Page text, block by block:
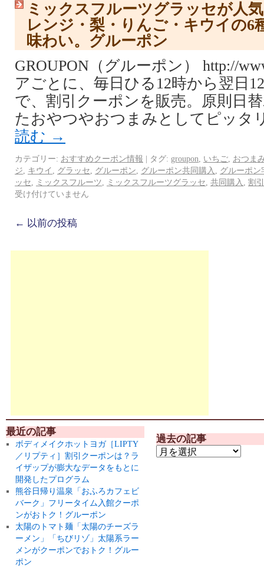
ミックスフルーツグラッセが人
レンジ・梨・りんご・キウイの6
味わい。グルーポン
GROUPON（グルーポン） http://
アごとに、毎日ひる12時から翌日
で、割引クーポンを販売。原則日
たおやつやおつまみとしてピッ
読む →
カテゴリー: おすすめクーポン情報 | タグ: groupon いちご おつま
ジ
キウイ グラッセ グルーポン グルーポン共同購入
グルーポン
ッセ
ミックスフルーツ ミックスフルーツグラッセ 共同購入
割
受け付けていません
← 以前の投稿
最近の記事
ボディメイクホットヨガ［LIPTY
／リプティ］割引クーポンは？ラ
イザップが膨大なデータをもとに
開発したプログラム
熊谷日帰り温泉「おふろカフェビ
バーク」フリータイム入館クーポ
ンがおトク！グルーポン
太陽のトマト麺「太陽のチーズラ
ーメン」「ちびリゾ」太陽系ラー
メンがクーポンでおトク！グルー
ポン
過去の記事